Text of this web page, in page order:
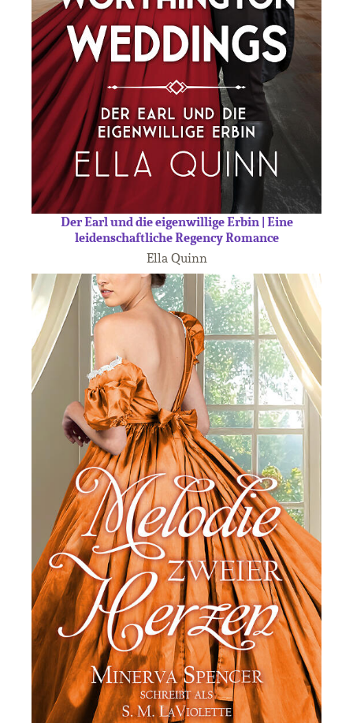
Der Earl und die eigenwillige Erbin | Eine
leidenschaftliche Regency Romance
Ella Quinn